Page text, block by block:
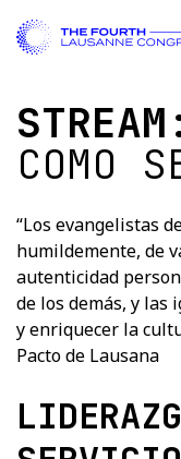
COMO
“Los evangelistas
humildemente, de
autenticidad
de los demás, y
y enriquecer la
Pacto de Lausana